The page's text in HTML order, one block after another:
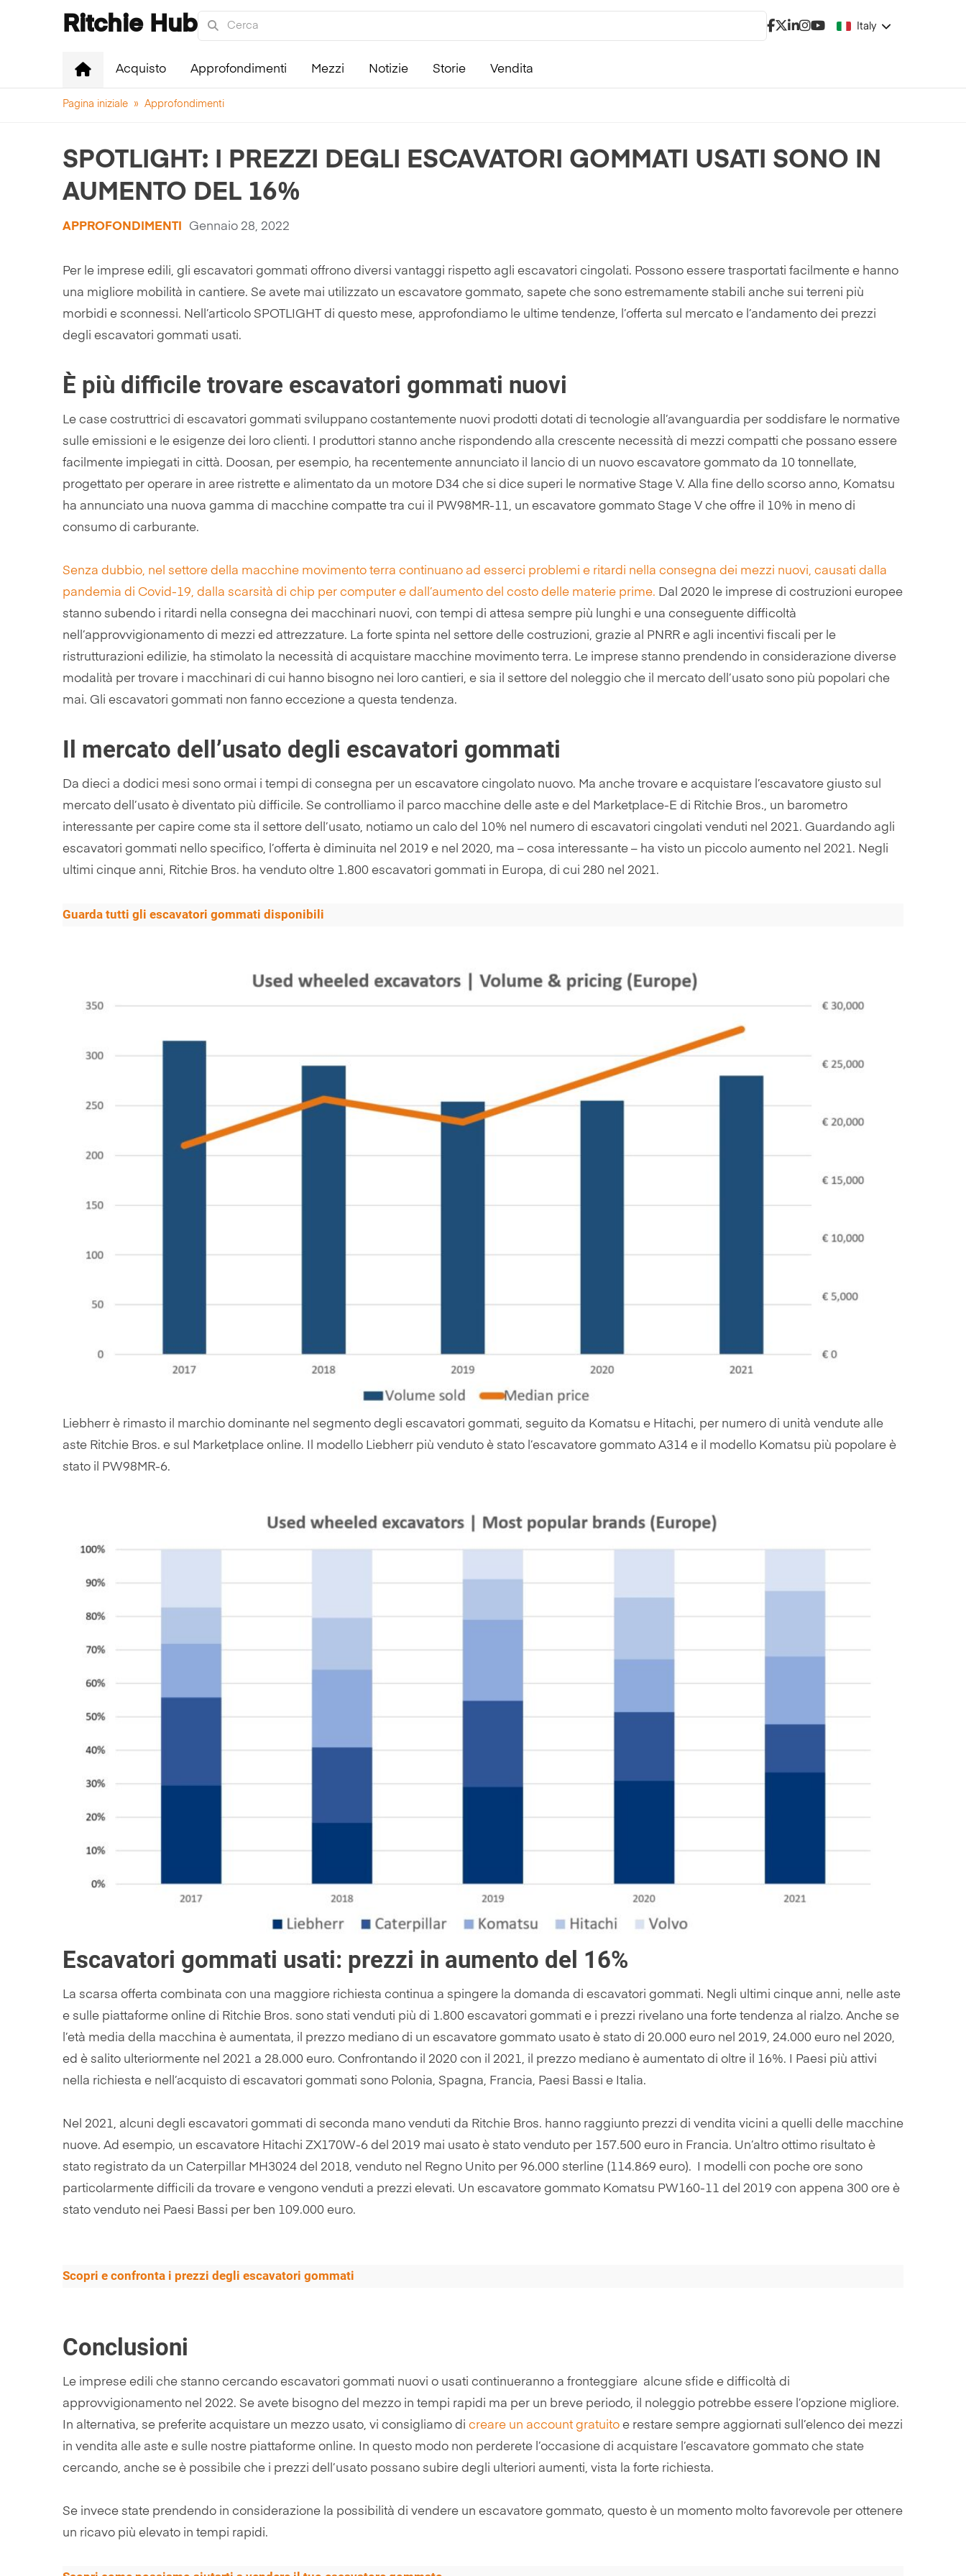
Ritchie Hub Italy
Acquisto Approfondimenti Mezzi Notizie Storie Vendita
Pagina iniziale » Approfondimenti
SPOTLIGHT: I PREZZI DEGLI ESCAVATORI GOMMATI USATI SONO IN
AUMENTO DEL 16%
APPROFONDIMENTI Gennaio 28, 2022
Per le imprese edili, gli escavatori gommati offrono diversi vantaggi rispetto agli escavatori cingolati. Possono essere trasportati facilmente e hanno
una migliore mobilità in cantiere. Se avete mai utilizzato un escavatore gommato, sapete che sono estremamente stabili anche sui terreni più
morbidi e sconnessi. Nell’articolo SPOTLIGHT di questo mese, approfondiamo le ultime tendenze, l’offerta sul mercato e l’andamento dei prezzi
degli escavatori gommati usati.
È più difficile trovare escavatori gommati nuovi
Le case costruttrici di escavatori gommati sviluppano costantemente nuovi prodotti dotati di tecnologie all’avanguardia per soddisfare le normative
sulle emissioni e le esigenze dei loro clienti. I produttori stanno anche rispondendo alla crescente necessità di mezzi compatti che possano essere
facilmente impiegati in città. Doosan, per esempio, ha recentemente annunciato il lancio di un nuovo escavatore gommato da 10 tonnellate,
progettato per operare in aree ristrette e alimentato da un motore D34 che si dice superi le normative Stage V. Alla fine dello scorso anno, Komatsu
ha annunciato una nuova gamma di macchine compatte tra cui il PW98MR-11, un escavatore gommato Stage V che offre il 10% in meno di
consumo di carburante.
Senza dubbio, nel settore della macchine movimento terra continuano ad esserci problemi e ritardi nella consegna dei mezzi nuovi, causati dalla
pandemia di Covid-19, dalla scarsità di chip per computer e dall’aumento del costo delle materie prime. Dal 2020 le imprese di costruzioni europee
stanno subendo i ritardi nella consegna dei macchinari nuovi, con tempi di attesa sempre più lunghi e una conseguente difficoltà
nell’approvvigionamento di mezzi ed attrezzature. La forte spinta nel settore delle costruzioni, grazie al PNRR e agli incentivi fiscali per le
ristrutturazioni edilizie, ha stimolato la necessità di acquistare macchine movimento terra. Le imprese stanno prendendo in considerazione diverse
modalità per trovare i macchinari di cui hanno bisogno nei loro cantieri, e sia il settore del noleggio che il mercato dell’usato sono più popolari che
mai. Gli escavatori gommati non fanno eccezione a questa tendenza.
Il mercato dell’usato degli escavatori gommati
Da dieci a dodici mesi sono ormai i tempi di consegna per un escavatore cingolato nuovo. Ma anche trovare e acquistare l’escavatore giusto sul
mercato dell’usato è diventato più difficile. Se controlliamo il parco macchine delle aste e del Marketplace-E di Ritchie Bros., un barometro
interessante per capire come sta il settore dell’usato, notiamo un calo del 10% nel numero di escavatori cingolati venduti nel 2021. Guardando agli
escavatori gommati nello specifico, l’offerta è diminuita nel 2019 e nel 2020, ma – cosa interessante – ha visto un piccolo aumento nel 2021. Negli
ultimi cinque anni, Ritchie Bros. ha venduto oltre 1.800 escavatori gommati in Europa, di cui 280 nel 2021.
Guarda tutti gli escavatori gommati disponibili
Liebherr è rimasto il marchio dominante nel segmento degli escavatori gommati, seguito da Komatsu e Hitachi, per numero di unità vendute alle
aste Ritchie Bros. e sul Marketplace online. Il modello Liebherr più venduto è stato l’escavatore gommato A314 e il modello Komatsu più popolare è
stato il PW98MR-6.
Escavatori gommati usati: prezzi in aumento del 16%
La scarsa offerta combinata con una maggiore richiesta continua a spingere la domanda di escavatori gommati. Negli ultimi cinque anni, nelle aste
e sulle piattaforme online di Ritchie Bros. sono stati venduti più di 1.800 escavatori gommati e i prezzi rivelano una forte tendenza al rialzo. Anche se
l’età media della macchina è aumentata, il prezzo mediano di un escavatore gommato usato è stato di 20.000 euro nel 2019, 24.000 euro nel 2020,
ed è salito ulteriormente nel 2021 a 28.000 euro. Confrontando il 2020 con il 2021, il prezzo mediano è aumentato di oltre il 16%. I Paesi più attivi
nella richiesta e nell’acquisto di escavatori gommati sono Polonia, Spagna, Francia, Paesi Bassi e Italia.
Nel 2021, alcuni degli escavatori gommati di seconda mano venduti da Ritchie Bros. hanno raggiunto prezzi di vendita vicini a quelli delle macchine
nuove. Ad esempio, un escavatore Hitachi ZX170W-6 del 2019 mai usato è stato venduto per 157.500 euro in Francia. Un’altro ottimo risultato è
stato registrato da un Caterpillar MH3024 del 2018, venduto nel Regno Unito per 96.000 sterline (114.869 euro). I modelli con poche ore sono
particolarmente difficili da trovare e vengono venduti a prezzi elevati. Un escavatore gommato Komatsu PW160-11 del 2019 con appena 300 ore è
stato venduto nei Paesi Bassi per ben 109.000 euro.
Scopri e confronta i prezzi degli escavatori gommati
Conclusioni
Le imprese edili che stanno cercando escavatori gommati nuovi o usati continueranno a fronteggiare alcune sfide e difficoltà di
approvvigionamento nel 2022. Se avete bisogno del mezzo in tempi rapidi ma per un breve periodo, il noleggio potrebbe essere l’opzione migliore.
In alternativa, se preferite acquistare un mezzo usato, vi consigliamo di creare un account gratuito e restare sempre aggiornati sull’elenco dei mezzi
in vendita alle aste e sulle nostre piattaforme online. In questo modo non perderete l’occasione di acquistare l’escavatore gommato che state
cercando, anche se è possibile che i prezzi dell’usato possano subire degli ulteriori aumenti, vista la forte richiesta.
Se invece state prendendo in considerazione la possibilità di vendere un escavatore gommato, questo è un momento molto favorevole per ottenere
un ricavo più elevato in tempi rapidi.